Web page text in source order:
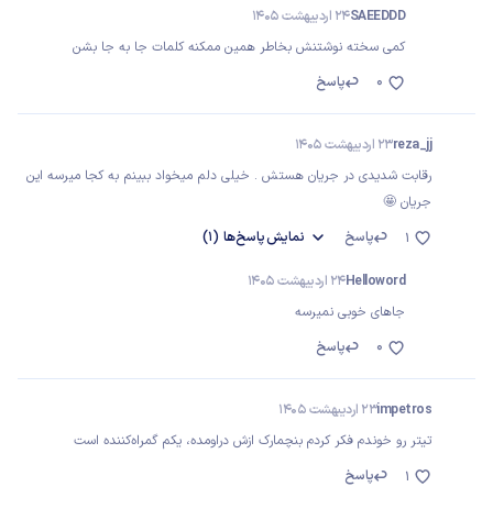
SAEEDDD24 اردیبهشت 1405
کمی سخته نوشتنش بخاطر همین ممکنه کلمات جا به جا بشن
پاسخ
0
reza_jj23 اردیبهشت 1405
رقابت شدیدی در جریان هستش . خیلی دلم میخواد ببینم به کجا میرسه این
جریان 🤩
پاسخ
نمایشپاسخ‌ها (1) 1
Helloword24 اردیبهشت 1405
جاهای خوبی نمیرسه
پاسخ
0
impetros23 اردیبهشت 1405
تیتر رو خوندم فکر کردم بنچمارک ازش دراومده، یکم گمراه‌کننده است
پاسخ
1